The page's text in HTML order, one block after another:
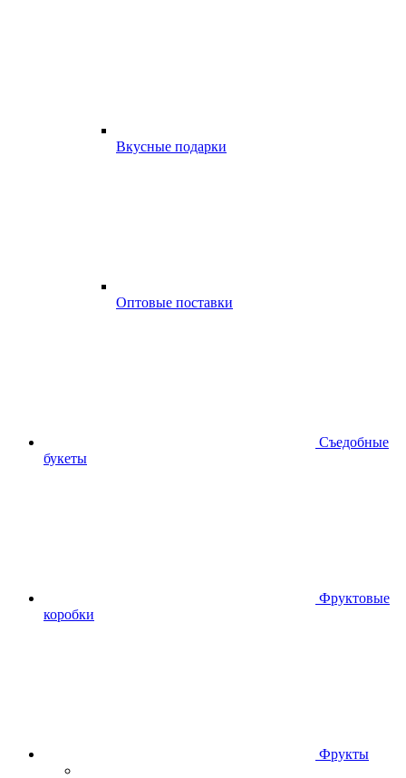
Вкусные подарки
Оптовые поставки
Съедобные
букеты
Фруктовые
коробки
Фрукты